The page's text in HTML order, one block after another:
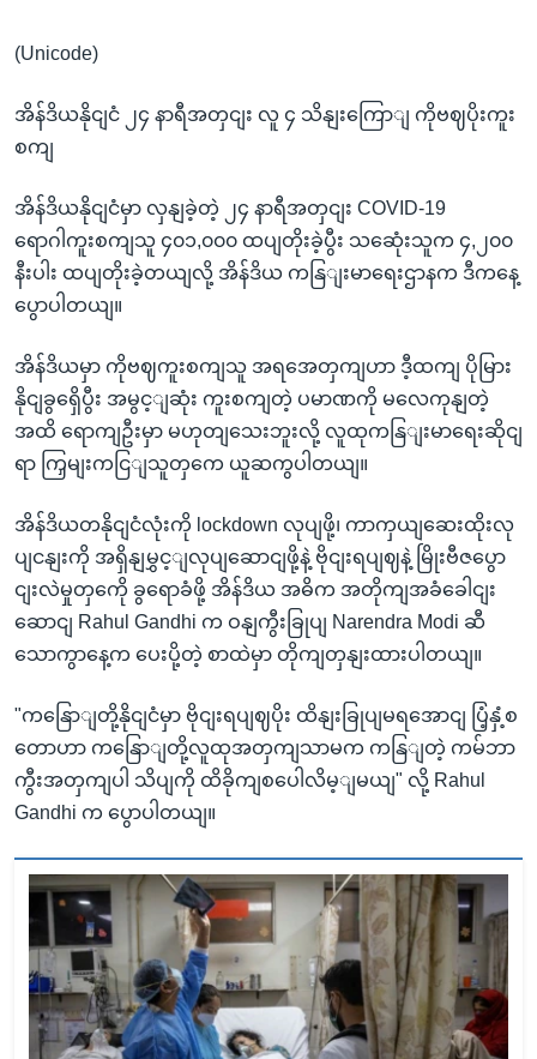
(Unicode)
အိန်ဒိယနိုငျငံ ၂၄ နာရီအတှငျး လူ ၄ သိနျးကြောျ ကိုဗဈပိုးကူး
စကျ
အိန်ဒိယနိုငျငံမှာ လှနျခဲ့တဲ့ ၂၄ နာရီအတှငျး COVID-19
ရောဂါကူးစကျသူ ၄၀၁,၀၀၀ ထပျတိုးခဲ့ပွီး သဆေုံးသူက ၄,၂၀၀
နီးပါး ထပျတိုးခဲ့တယျလို့ အိန်ဒိယ ကနြျးမာရေးဌာနက ဒီကနေ့
ပွောပါတယျ။
အိန်ဒိယမှာ ကိုဗဈကူးစကျသူ အရအေတှကျဟာ ဒီ့ထကျ ပိုမြား
နိုငျခွရှေိပွီး အမွင့ျဆုံး ကူးစကျတဲ့ ပမာဏကို မလေကုနျတဲ့
အထိ ရောကျဦးမှာ မဟုတျသေးဘူးလို့ လူထုကနြျးမာရေးဆိုငျ
ရာ ကြှမျးကငြျသူတှကေ ယူဆကွပါတယျ။
အိန်ဒိယတနိုငျငံလုံးကို lockdown လုပျဖို့၊ ကာကှယျဆေးထိုးလု
ပျငနျးကို အရှိနျမွှင့ျလုပျဆောငျဖို့နဲ့ ဗိုငျးရပျဈနဲ့ မြိုးဗီဇပွော
ငျးလဲမှုတှကေို ခွရောခံဖို့ အိန်ဒိယ အဓိက အတိုကျအခံခေါငျး
ဆောငျ Rahul Gandhi က ဝနျကွီးခြုပျ Narendra Modi ဆီ
သောကွာနေ့က ပေးပို့တဲ့ စာထဲမှာ တိုကျတှနျးထားပါတယျ။
"ကနြောျတို့နိုငျငံမှာ ဗိုငျးရပျဈပိုး ထိနျးခြုပျမရအောငျ ပြံ့နှံ့စ
တောဟာ ကနြောျတို့လူထုအတှကျသာမက ကနြျတဲ့ ကမ်ဘာ
ကွီးအတှကျပါ သိပျကို ထိခိုကျစပေါလိမ့ျမယျ" လို့ Rahul
Gandhi က ပွောပါတယျ။